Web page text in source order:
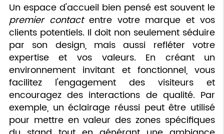
Un espace d'accueil bien pensé est souvent le
premier contactentre votre marque et vos
clients potentiels. Il doit non seulement séduire
par son design, mais aussi refléter votre
expertise et vos valeurs. En créant un
environnement invitant et fonctionnel, vous
facilitez l'engagement des visiteurs et
encouragez des interactions de qualité. Par
exemple, un éclairage réussi peut être utilisé
pour mettre en valeur des zones spécifiques